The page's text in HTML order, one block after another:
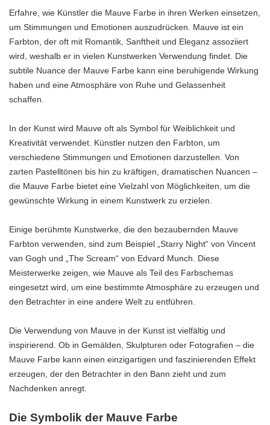
Erfahre, wie Künstler die Mauve Farbe in ihren Werken einsetzen,
um Stimmungen und Emotionen auszudrücken. Mauve ist ein
Farbton, der oft mit Romantik, Sanftheit und Eleganz assoziiert
wird, weshalb er in vielen Kunstwerken Verwendung findet. Die
subtile Nuance der Mauve Farbe kann eine beruhigende Wirkung
haben und eine Atmosphäre von Ruhe und Gelassenheit
schaffen.
In der Kunst wird Mauve oft als Symbol für Weiblichkeit und
Kreativität verwendet. Künstler nutzen den Farbton, um
verschiedene Stimmungen und Emotionen darzustellen. Von
zarten Pastelltönen bis hin zu kräftigen, dramatischen Nuancen –
die Mauve Farbe bietet eine Vielzahl von Möglichkeiten, um die
gewünschte Wirkung in einem Kunstwerk zu erzielen.
Einige berühmte Kunstwerke, die den bezaubernden Mauve
Farbton verwenden, sind zum Beispiel „Starry Night“ von Vincent
van Gogh und „The Scream“ von Edvard Munch. Diese
Meisterwerke zeigen, wie Mauve als Teil des Farbschemas
eingesetzt wird, um eine bestimmte Atmosphäre zu erzeugen und
den Betrachter in eine andere Welt zu entführen.
Die Verwendung von Mauve in der Kunst ist vielfältig und
inspirierend. Ob in Gemälden, Skulpturen oder Fotografien – die
Mauve Farbe kann einen einzigartigen und faszinierenden Effekt
erzeugen, der den Betrachter in den Bann zieht und zum
Nachdenken anregt.
Die Symbolik der Mauve Farbe